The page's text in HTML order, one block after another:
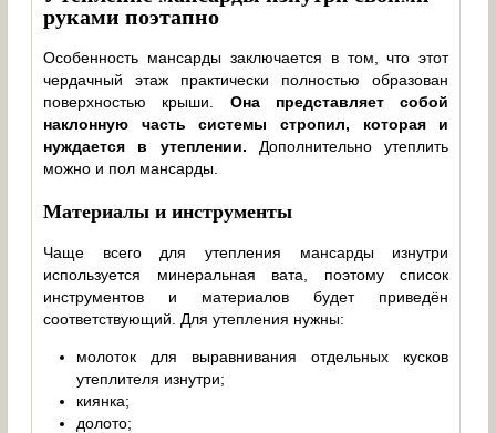
руками поэтапно
Особенность мансарды заключается в том, что этот
чердачный этаж практически полностью образован
поверхностью крыши. Она представляет собой
наклонную часть системы стропил, которая и
нуждается в утеплении. Дополнительно утеплить
можно и пол мансарды.
Материалы и инструменты
Чаще всего для утепления мансарды изнутри
используется минеральная вата, поэтому список
инструментов и материалов будет приведён
соответствующий. Для утепления нужны:
молоток для выравнивания отдельных кусков
утеплителя изнутри;
киянка;
долото;